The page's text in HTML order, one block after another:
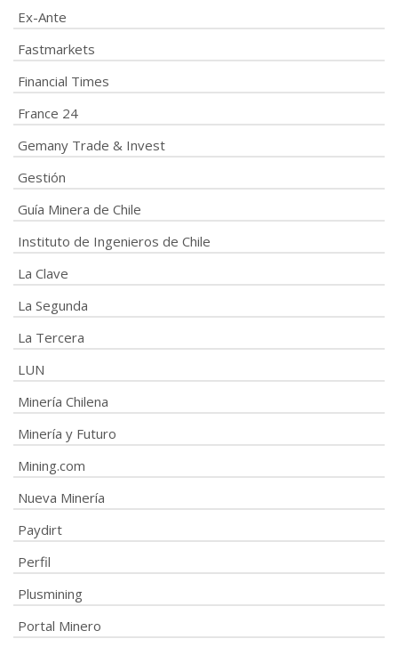
Ex-Ante
Fastmarkets
Financial Times
France 24
Gemany Trade & Invest
Gestión
Guía Minera de Chile
Instituto de Ingenieros de Chile
La Clave
La Segunda
La Tercera
LUN
Minería Chilena
Minería y Futuro
Mining.com
Nueva Minería
Paydirt
Perfil
Plusmining
Portal Minero